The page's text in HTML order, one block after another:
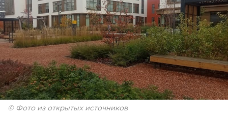
© Фото из открытых источников